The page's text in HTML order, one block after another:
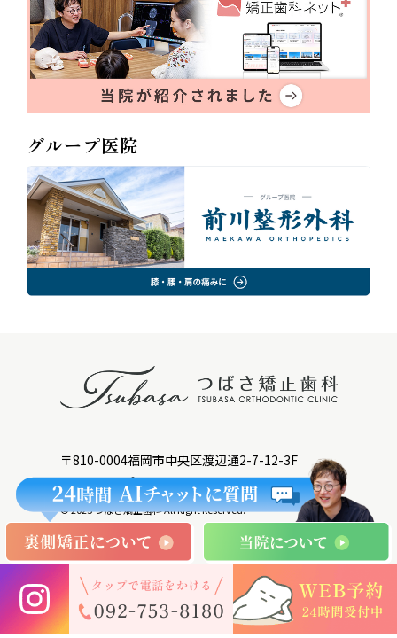
グループ医院
〒810-0004福岡市中央区渡辺通2-7-12-3F
サイトマップ>
© 2025 つばさ矯正歯科 All Right Reserved.